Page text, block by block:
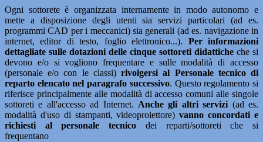
Ogni sottorete è organizzata internamente in modo autonomo e
mette a disposizione degli utenti sia servizi particolari (ad es.
programmi CAD per i meccanici) sia generali (ad es. navigazione in
internet, editor di testo, foglio elettronico...). Per informazioni
dettagliate sulle dotazioni delle cinque sottoreti didattiche che si
devono e/o si vogliono frequentare e sulle modalità di accesso
(personale e/o con le classi)rivolgersi al Personale tecnico di
reparto elencato nel paragrafo successivo. Questo regolamento si
riferisce principalmente alle modalità di accesso comuni alle singole
sottoreti e all'accesso ad Internet. Anche gli altri servizi (ad es.
modalità d'uso di stampanti, videoproiettore)vanno concordati e
richiesti al personale tecnico dei reparti/sottoreti che si
frequentano